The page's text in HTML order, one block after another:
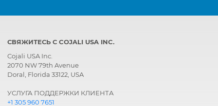
СВЯЖИТЕСЬ С COJALI USA INC.
Cojali USA Inc.
2070 NW 79th Avenue
Doral, Florida 33122, USA
УСЛУГА ПОДДЕРЖКИ КЛИЕНТА
+1 305 960 7651